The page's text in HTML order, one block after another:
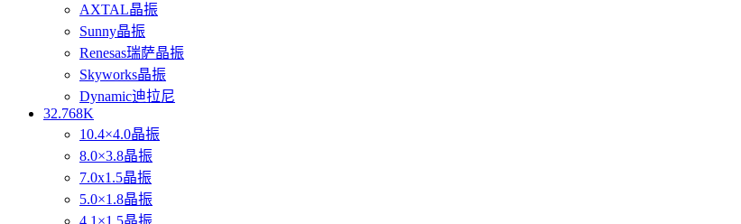
AXTAL晶振
Sunny晶振
Renesas瑞萨晶振
Skyworks晶振
Dynamic迪拉尼
32.768K
10.4×4.0晶振
8.0×3.8晶振
7.0x1.5晶振
5.0×1.8晶振
4.1×1.5晶振